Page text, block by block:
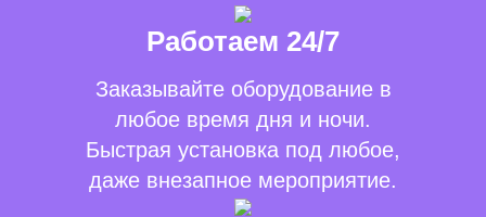
Работаем 24/7
Заказывайте оборудование в
любое время дня и ночи.
Быстрая установка под любое,
даже внезапное мероприятие.